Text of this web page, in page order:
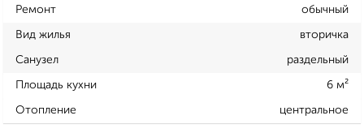
Ремонт обычный
Вид жилья вторичка
Санузел раздельный
Площадь кухни 6 м²
Отопление центральное